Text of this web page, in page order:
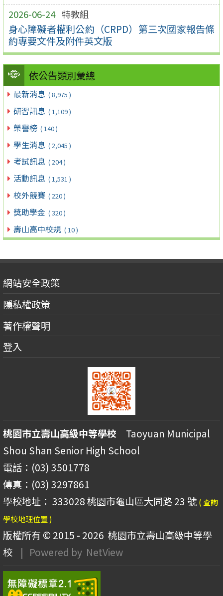
2026-06-24 特教組
身心障礙者權利公約（CRPD）第三次國家報告條
約專要文件及附件英文版
依公告類別彙總
最新消息 ( 8,975 )
研習訊息 ( 1,109 )
榮譽榜 ( 140 )
學生消息 ( 2,045 )
考試訊息 ( 204 )
活動訊息 ( 1,531 )
校外競賽 ( 220 )
獎助學金 ( 320 )
壽山高中校規 ( 10 )
網站安全政策
隱私權政策
著作權聲明
登入
桃園市立壽山高級中等學校 Taoyuan Municipal
Shou Shan Senior High School
電話：(03) 3501778
傳真：(03) 3297861
學校地址： 333028 桃園市龜山區大同路 23 號 ( 查詢
學校地理位置 )
版權所有 © 2015 - 2026 桃園市立壽山高級中等學
校
| Powered by NetView